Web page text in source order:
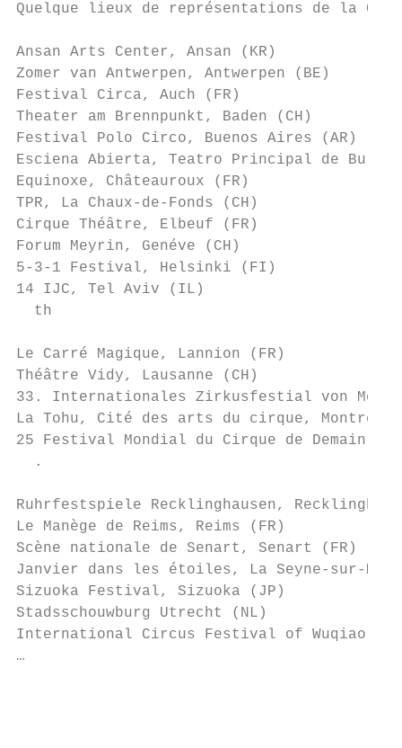
Quelque lieux de représentations de la Cie
Ansan Arts Center, Ansan (KR)
Zomer van Antwerpen, Antwerpen (BE)
Festival Circa, Auch (FR)
Theater am Brennpunkt, Baden (CH)
Festival Polo Circo, Buenos Aires (AR)
Esciena Abierta, Teatro Principal de
Equinoxe, Châteauroux (FR)
TPR, La Chaux-de-Fonds (CH)
Cirque Théâtre, Elbeuf (FR)
Forum Meyrin, Genéve (CH)
5-3-1 Festival, Helsinki (FI)
14 IJC, Tel Aviv (IL)
  th
Le Carré Magique, Lannion (FR)
Théâtre Vidy, Lausanne (CH)
33. Internationales Zirkusfestial von Monte
La Tohu, Cité des arts du cirque, Montréal
25 Festival Mondial du Cirque de Demain,
  .
Ruhrfestspiele Recklinghausen,
Le Manège de Reims, Reims (FR)
Scène nationale de Senart, Senart (FR)
Janvier dans les étoiles, La Seyne-sur-Mer
Sizuoka Festival, Sizuoka (JP)
Stadsschouwburg Utrecht (NL)
International Circus Festival of Wuqiao,
…